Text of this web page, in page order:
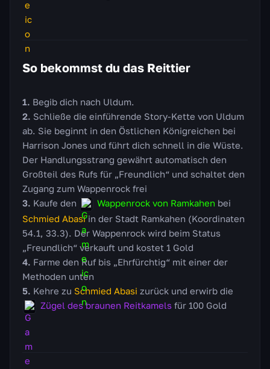
So bekommst du das Reittier
Begib dich nach Uldum.
Schließe die einführende Story-Kette von Uldum
ab. Sie beginnt in den Östlichen Königreichen bei
Harrison Jones und führt dich schnell in die Wüste.
Der Handlungsstrang gewährt automatisch den
Großteil des Rufs für „Freundlich“ und schaltet den
Zugang zum Wappenrock frei
Kaufe den
Wappenrock von Ramkahen bei
Schmied Abasiin der Stadt Ramkahen (Koordinaten
54.1, 33.3). Der Wappenrock wird beim Status
„Freundlich“ verkauft und kostet 1 Gold
Farme den Ruf bis „Ehrfürchtig“ mit einer der
Methoden unten
Kehre zu Schmied Abasi zurück und erwirb die
Zügel des braunen Reitkamels für 100 Gold